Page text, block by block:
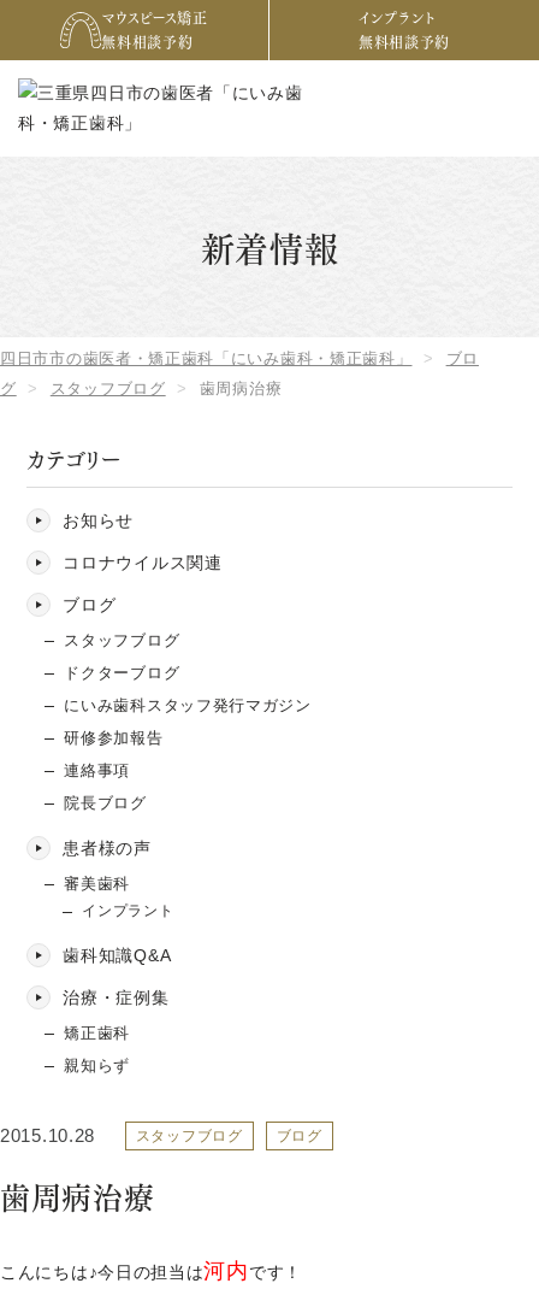
マウスピース矯正
無料相談予約
インプラント
無料相談予約
新着情報
四日市市の歯医者・矯正歯科「にいみ歯科・矯正歯科」
ブロ
グ
スタッフブログ 歯周病治療
カテゴリー
お知らせ
コロナウイルス関連
ブログ
スタッフブログ
ドクターブログ
にいみ歯科スタッフ発行マガジン
研修参加報告
連絡事項
院長ブログ
患者様の声
審美歯科
インプラント
歯科知識Q&A
治療・症例集
矯正歯科
親知らず
2015.10.28 スタッフブログ ブログ
歯周病治療
こんにちは♪今日の担当は河内です！